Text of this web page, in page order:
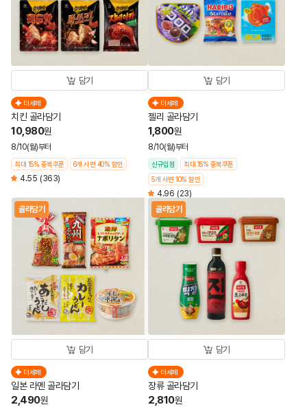
담기
더세페
치킨 골라담기
10,980원
8/10(월)부터
최대 15% 중복쿠폰 6개 사면 40% 할인
4.55 (363)
담기
더세페
젤리 골라담기
1,800원
8/10(월)부터
신규입점
최대 15% 중복쿠폰
5개 사면 10% 할인
4.96 (23)
골라담기
담기
더세페
일본 라멘 골라담기
2,490원
골라담기
담기
더세페
장류 골라담기
2,810원